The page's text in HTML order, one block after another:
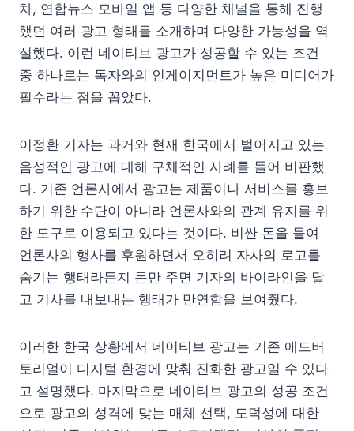
차, 연합뉴스 모바일 앱 등 다양한 채널을 통해 진행
했던 여러 광고 형태를 소개하며 다양한 가능성을 역
설했다. 이런 네이티브 광고가 성공할 수 있는 조건
중 하나로는 독자와의 인게이지먼트가 높은 미디어가
필수라는 점을 꼽았다.
이정환 기자는 과거와 현재 한국에서 벌어지고 있는
음성적인 광고에 대해 구체적인 사례를 들어 비판했
다. 기존 언론사에서 광고는 제품이나 서비스를 홍보
하기 위한 수단이 아니라 언론사와의 관계 유지를 위
한 도구로 이용되고 있다는 것이다. 비싼 돈을 들여
언론사의 행사를 후원하면서 오히려 자사의 로고를
숨기는 행태라든지 돈만 주면 기자의 바이라인을 달
고 기사를 내보내는 행태가 만연함을 보여줬다.
이러한 한국 상황에서 네이티브 광고는 기존 애드버
토리얼이 디지털 환경에 맞춰 진화한 광고일 수 있다
고 설명했다. 마지막으로 네이티브 광고의 성공 조건
으로 광고의 성격에 맞는 매체 선택, 도덕성에 대한